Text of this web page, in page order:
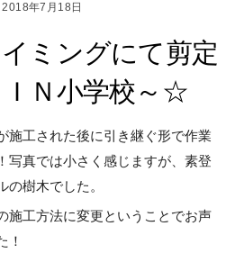
2018年7月18日
ミングにて剪定
Ｎ小学校～☆
施工された後に引き継ぐ形で作業
写真では小さく感じますが、素登
の樹木でした。
施工方法に変更ということでお声
！